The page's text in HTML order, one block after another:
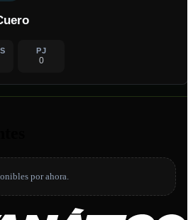
PJ
0
por ahora.